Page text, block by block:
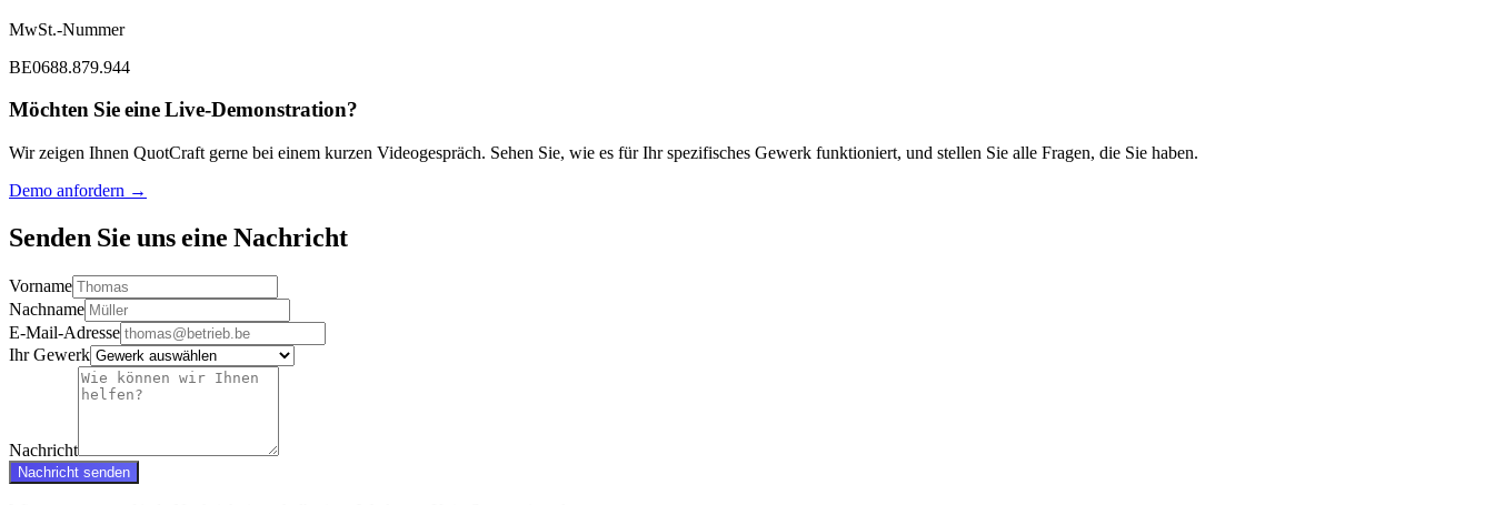
MwSt.-Nummer
BE0688.879.944
Möchten Sie eine Live-Demonstration?
Wir zeigen Ihnen QuotCraft gerne bei einem kurzen Videogespräch. Sehen Sie, wie es für Ihr spezifisches Gewerk funktioniert, und stellen Sie alle Fragen, die Sie haben.
Demo anfordern →
Senden Sie uns eine Nachricht
Vorname
Nachname
E-Mail-Adresse
Ihr Gewerk
Nachricht
Nachricht senden